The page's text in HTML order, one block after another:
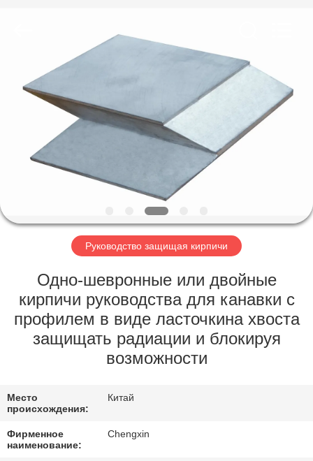
ДОМ
ПРОДУКТЫ
ПУТЕШЕСТВИЕ
ФАБРИКИ
ПРОВЕРКА
КАЧЕСТВА
СВЯЖИТЕСЬ
НОВОСТИ
Руководство защищая кирпичи
Одно-шевронные или двойные
кирпичи руководства для канавки с
профилем в виде ласточкина хвоста
защищать радиации и блокируя
возможности
Место
происхождения:
Китай
Фирменное
наименование:
Chengxin